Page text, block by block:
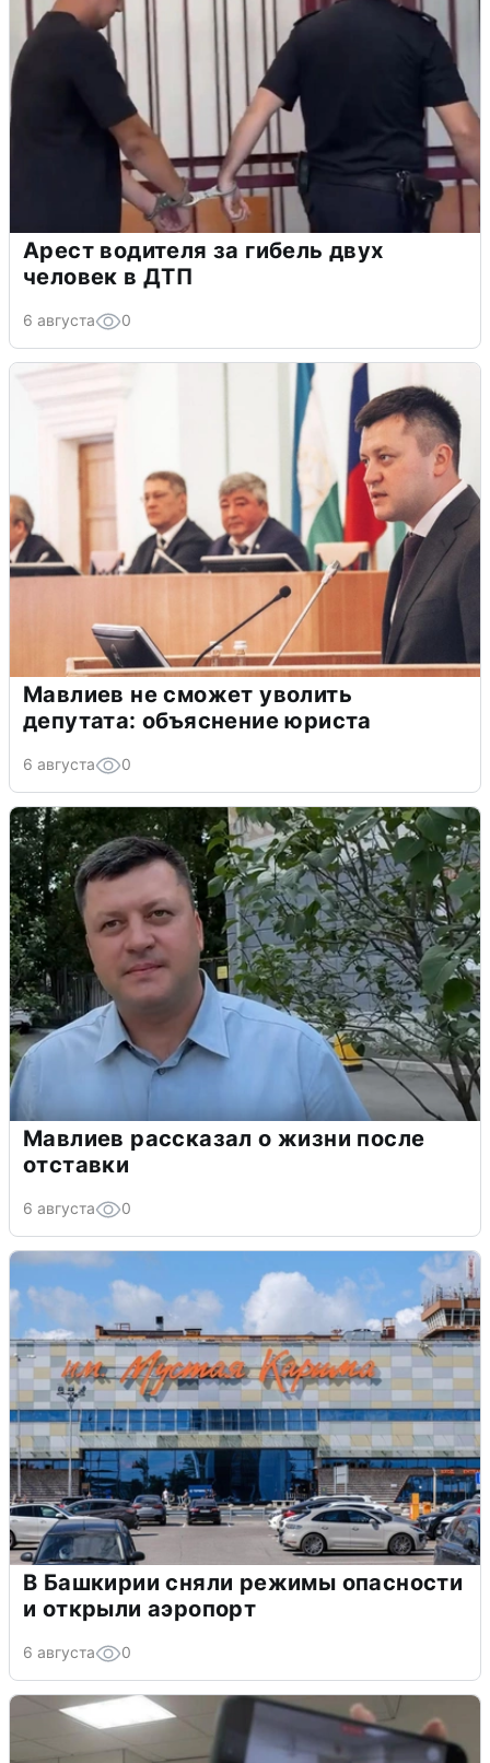
Арест водителя за гибель двух
человек в ДТП
6 августа 0
Мавлиев не сможет уволить
депутата: объяснение юриста
6 августа 0
Мавлиев рассказал о жизни после
отставки
6 августа 0
В Башкирии сняли режимы опасности
и открыли аэропорт
6 августа 0